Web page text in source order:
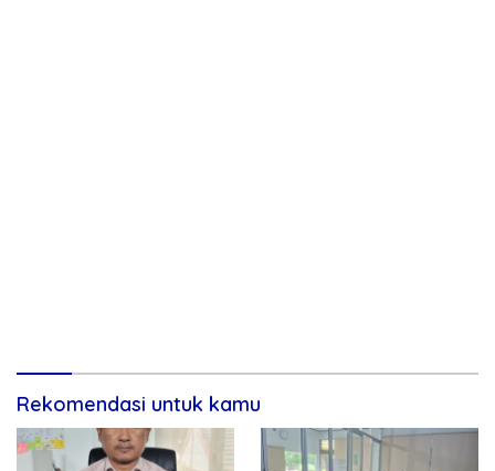
Rekomendasi untuk kamu